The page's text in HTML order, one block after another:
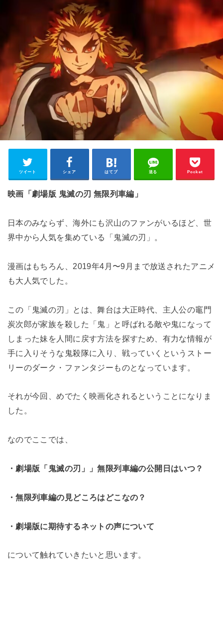
ツイート シェア はてブ 送る Pocket
映画「劇場版 鬼滅の刃 無限列車編」
日本のみならず、海外にも沢山のファンがいるほど、世
界中から人気を集めている「鬼滅の刃」。
漫画はもちろん、2019年4月〜9月まで放送されたアニメ
も大人気でした。
この「鬼滅の刃」とは、舞台は大正時代、主人公の竈門
炭次郎が家族を殺した「鬼」と呼ばれる敵や鬼になって
しまった妹を人間に戻す方法を探すため、有力な情報が
手に入りそうな鬼殺隊に入り、戦っていくというストー
リーのダーク・ファンタジーものとなっています。
それが今回、めでたく映画化されるということになりま
した。
なのでここでは、
・劇場版「鬼滅の刃」」無限列車編の公開日はいつ？
・無限列車編の見どころはどこなの？
・劇場版に期待するネットの声について
について触れていきたいと思います。